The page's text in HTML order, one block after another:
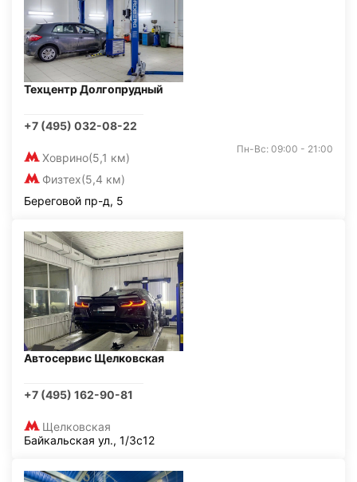
Техцентр Долгопрудный
+7 (495) 032-08-22
Ховрино(5,1 км)
Физтех(5,4 км)
Пн-Вс: 09:00 - 21:00
Береговой пр-д, 5
Автосервис Щелковская
+7 (495) 162-90-81
Щелковская
Байкальская ул., 1/3с12